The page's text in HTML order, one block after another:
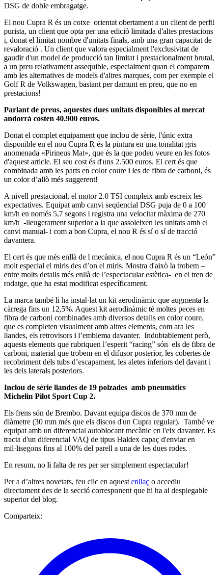
DSG de doble embragatge.
El nou Cupra R és un cotxe orientat obertament a un client de perfil
purista, un client que opta per una edició limitada d'altes prestacions
i, donat el limitat nombre d'unitats finals, amb una gran capacitat de
revaloració . Un client que valora especialment l'exclusivitat de
gaudir d'un model de producció tan limitat i prestacionalment brutal,
a un preu relativament assequible, especialment quan el comparem
amb les alternatives de models d'altres marques, com per exemple el
Golf R de Volkswagen, bastant per damunt en preu, que no en
prestacions!
Parlant de preus, aquestes dues unitats disponibles al mercat
andorrà costen 40.900 euros.
Donat el complet equipament que inclou de sèrie, l'únic extra
disponible en el nou Cupra R és la pintura en una tonalitat gris
anomenada «Pirineus Mat», que és la que podeu veure en les fotos
d'aquest article. El seu cost és d'uns 2.500 euros. El cert és que
combinada amb les parts en color coure i les de fibra de carboni, és
un color d’allò més suggerent!
A nivell prestacional, el motor 2.0 TSI compleix amb escreix les
expectatives. Equipat amb canvi seqüencial DSG puja de 0 a 100
km/h en només 5,7 segons i registra una velocitat màxima de 270
km/h -lleugerament superior a la que assoleixen les unitats amb el
canvi manual- i com a bon Cupra, el nou R és sí o sí de tracció
davantera.
El cert és que més enllà de l mecànica, el nou Cupra R és un “León”
molt especial el miris des d’on el miris. Mostra d'això la trobem –
entre molts detalls més enllà de l’espectacular estètica- en el tren de
rodatge, que ha estat modificat específicament.
La marca també li ha instal·lat un kit aerodinàmic que augmenta la
càrrega fins un 12,5%. Aquest kit aerodinàmic té moltes peces en
fibra de carboni combinades amb diversos detalls en color coure,
que es completen visualment amb altres elements, com ara les
llandes, els retrovisors i l’emblema davanter. Indubtablement però,
aquests elements que rubriquen l’esperit “racing” són els de fibra de
carboni, material que trobem en el difusor posterior, les cobertes de
recobriment dels tubs d’escapament, les aletes inferiors del davant i
les dels laterals posteriors.
Inclou de sèrie llandes de 19 polzades amb pneumàtics
Michelin Pilot Sport Cup 2.
Els frens són de Brembo. Davant equipa discos de 370 mm de
diàmetre (30 mm més que els discos d'un Cupra regular). També ve
equipat amb un diferencial autoblocant mecànic en l'eix davanter. Es
tracta d'un diferencial VAQ de tipus Haldex capaç d'enviar en
mil·lisegons fins al 100% del parell a una de les dues rodes.
En resum, no li falta de res per ser simplement espectacular!
Per a d’altres novetats, feu clic en aquest enllaç o accediu
directament des de la secció corresponent que hi ha al desplegable
superior del blog.
Comparteix: